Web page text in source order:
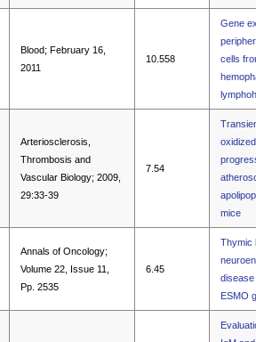
Blood; February 16,
2011
10.558
Gene
cells
Arteriosclerosis,
Thrombosis and
Vascular Biology; 2009,
29:33-39
7.54
mice
Annals of Oncology;
Volume 22, Issue 11,
Pp. 2535
6.45
Thymic
disease
ESMO